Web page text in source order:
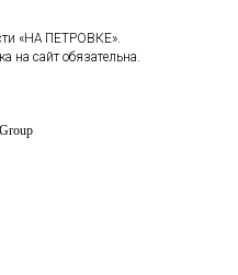
«НА ПЕТРОВКЕ».
на сайт обязательна.